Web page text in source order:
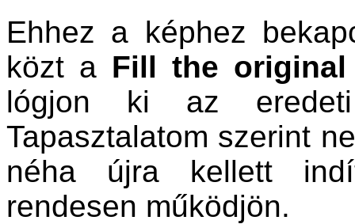
Ehhez a képhez
közt a Fill the original
lógjon ki az
Tapasztalatom szerint
néha újra kellett
rendesen működjön.